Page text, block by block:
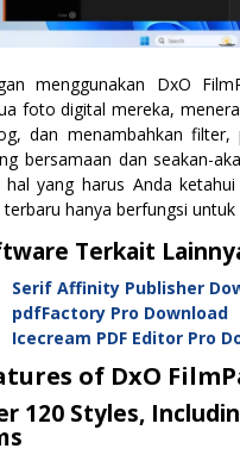
menggunakan DxO
foto digital mereka,
dan menambahkan
bersamaan dan seakan-
hal yang harus Anda
terbaru hanya berfungsi
Terkait
Serif Affinity Publisher
pdfFactory Pro Download
Icecream PDF Editor Pro
of DxO
120 Styles,